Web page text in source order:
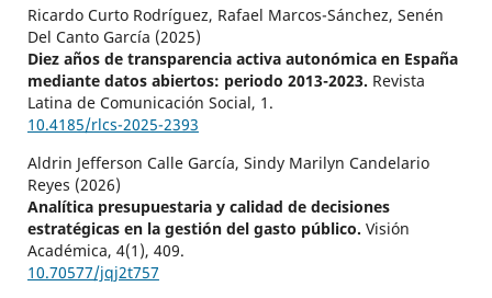
Ricardo Curto Rodríguez, Rafael Marcos-Sánchez, Senén
Del Canto García (2025)
Diez años de transparencia activa autonómica en España
mediante datos abiertos: periodo 2013-2023. Revista
Latina de Comunicación Social, 1.
10.4185/rlcs-2025-2393
Aldrin Jefferson Calle García, Sindy Marilyn Candelario
Reyes (2026)
Analítica presupuestaria y calidad de decisiones
estratégicas en la gestión del gasto público. Visión
Académica, 4(1), 409.
10.70577/jqj2t757